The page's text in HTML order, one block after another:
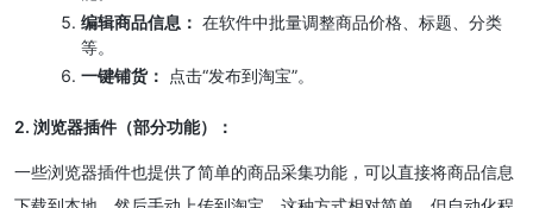
编辑商品信息： 在软件中批量调整商品价格、标题、分类
等。
一键铺货：
点击“发布到淘宝”。
2. 浏览器插件（部分功能）：
一些浏览器插件也提供了简单的商品采集功能，可以直接将商品信息